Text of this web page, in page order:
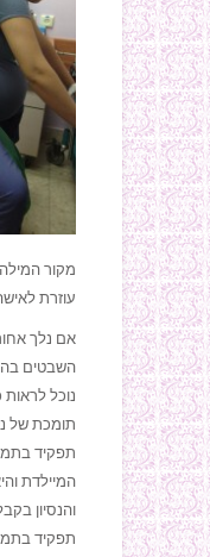
מקור
עוזרת
אם נלך
השבטים בה
נוכל לראות
תומכת של
תפקיד
המיילדת
והנסיון
תפקיד